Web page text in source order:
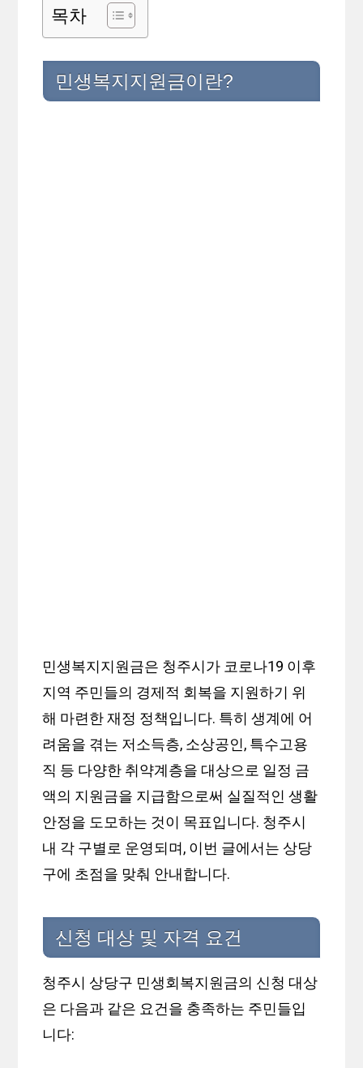
목차
민생복지지원금이란?
민생복지지원금은 청주시가 코로나19 이후
지역 주민들의 경제적 회복을 지원하기 위
해 마련한 재정 정책입니다. 특히 생계에 어
려움을 겪는 저소득층, 소상공인, 특수고용
직 등 다양한 취약계층을 대상으로 일정 금
액의 지원금을 지급함으로써 실질적인 생활
안정을 도모하는 것이 목표입니다. 청주시
내 각 구별로 운영되며, 이번 글에서는 상당
구에 초점을 맞춰 안내합니다.
신청 대상 및 자격 요건
청주시 상당구 민생회복지원금의 신청 대상
은 다음과 같은 요건을 충족하는 주민들입
니다: